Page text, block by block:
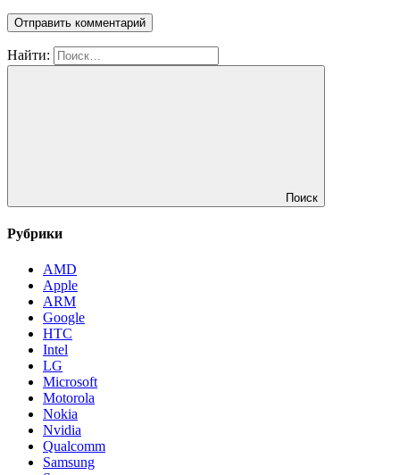
Найти:
Поиск
Рубрики
AMD
Apple
ARM
Google
HTC
Intel
LG
Microsoft
Motorola
Nokia
Nvidia
Qualcomm
Samsung